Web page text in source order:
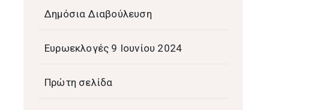
Δημόσια Διαβούλευση
Ευρωεκλογές 9 Ιουνίου 2024
Πρώτη σελίδα